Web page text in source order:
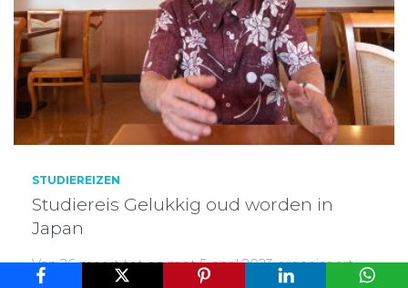
STUDIEREIZEN
Studiereis Gelukkig oud worden in
Japan
Van 26 maart tot en met 5 april 2023 organiseert
Beyond Now opnieuw een studiereis naar Japan.